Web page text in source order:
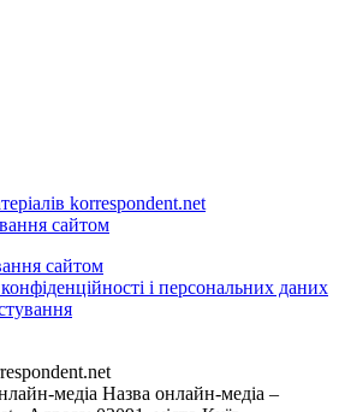
korrespondent.net
сайтом
сайтом
і персональних даних
медіа Назва онлайн-медіа –